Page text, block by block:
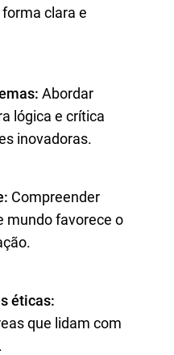
clara e
Abordar
lógica e crítica
inovadoras.
Compreender
mundo favorece o
éticas:
que lidam com